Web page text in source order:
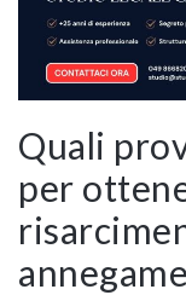
Quali
per